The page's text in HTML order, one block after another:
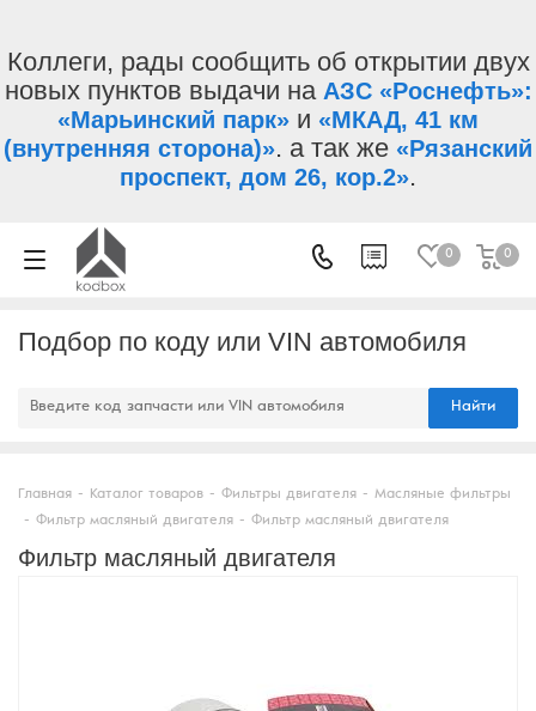
Коллеги, рады сообщить об открытии двух
новых пунктов выдачи на АЗС «Роснефть»:
«Марьинский парк» и «МКАД, 41 км
(внутренняя сторона)». а так же «Рязанский
проспект, дом 26, кор.2».
0 0
Подбор по коду или VIN автомобиля
Найти
Главная - Каталог товаров - Фильтры двигателя - Масляные фильтры
- Фильтр масляный двигателя - Фильтр масляный двигателя
Фильтр масляный двигателя